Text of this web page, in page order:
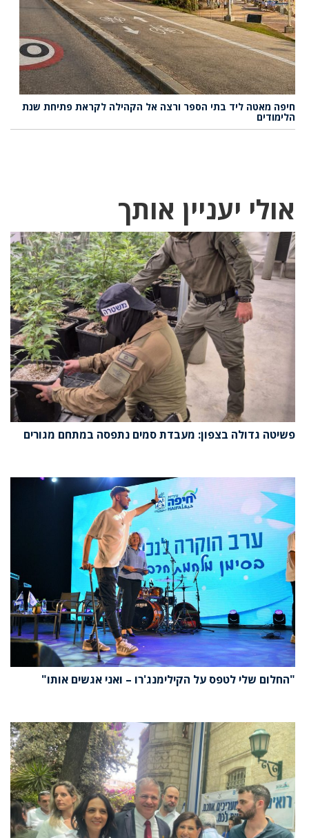
חיפה מאטה ליד בתי הספר ורצה אל הקהילה לקראת פתיחת שנת
הלימודים
אולי יעניין אותך
פשיטה גדולה בצפון: מעבדת סמים נתפסה במתחם מגורים
"החלום שלי לטפס על הקילימנג'רו – ואני אגשים אותו"